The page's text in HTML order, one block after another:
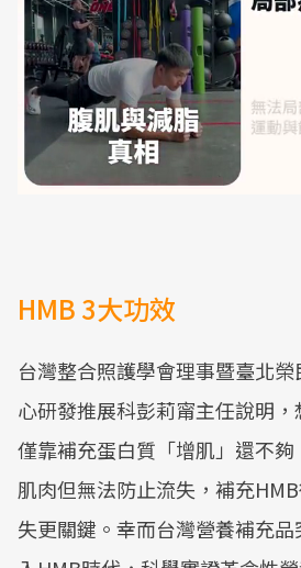
HMB 3大功效
台灣整合照護學會理事暨臺北
心研發推展科彭莉甯主任說明，
僅靠補充蛋白質「增肌」還不
肌肉但無法防止流失，補充
失更關鍵。幸而台灣營養補充